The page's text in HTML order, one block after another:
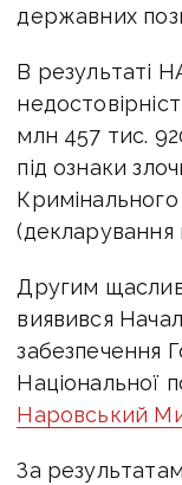
державних
В результаті
млн 457 тис.
під ознаки
(декларування
Другим
виявився
забезпечення
Національної
Наровський
За